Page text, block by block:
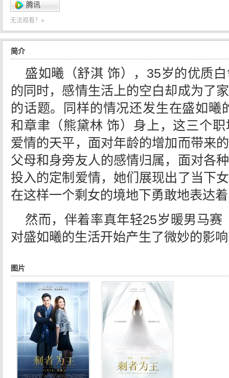
腾讯
无法观看？»
简介
盛如曦（舒淇 饰），35岁的优质
的同时，感情生活上的空白却成为了
的话题。同样的情况还发生在盛如曦
和章聿（熊黛林 饰）身上，这三个
爱情的天平，面对年龄的增加而带来
父母和身旁友人的感情归属，面对各
投入的定制爱情，她们展现出了当下
在这样一个剩女的境地下勇敢地表达
然而，伴着率真年轻25岁暖男马赛
对盛如曦的生活开始产生了微妙的影
图片